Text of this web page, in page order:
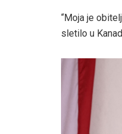
“Moja je
sletilo u